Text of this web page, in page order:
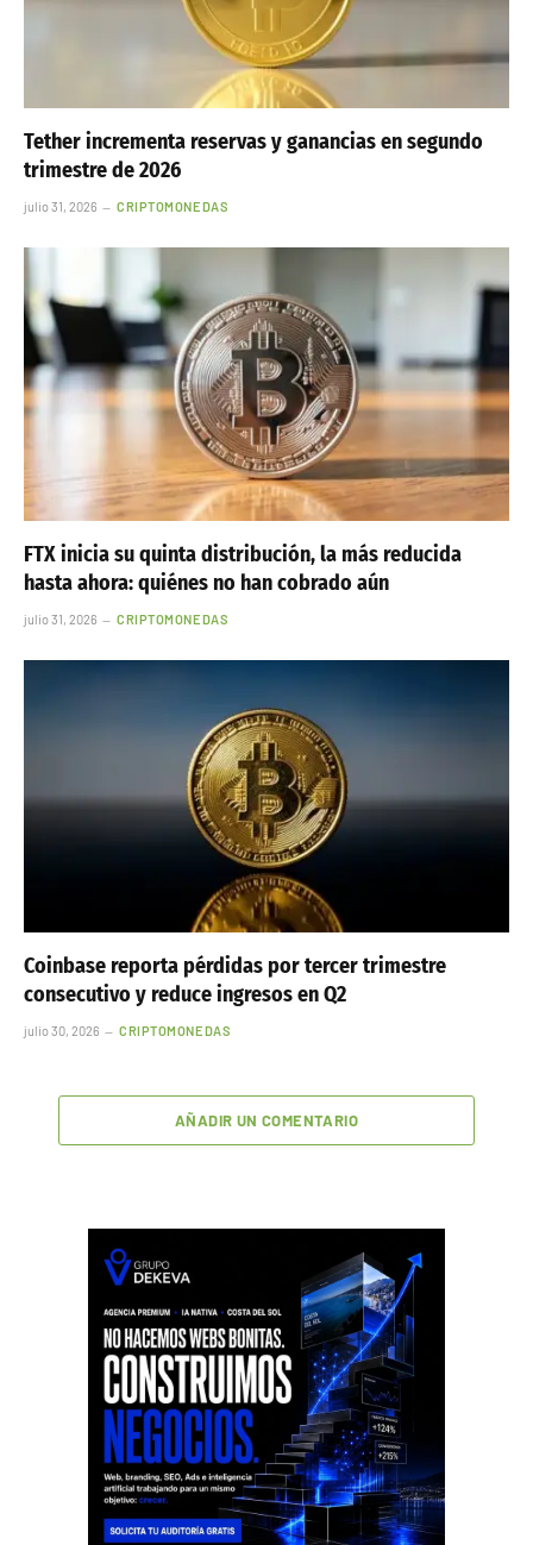
Tether incrementa reservas y ganancias en segundo
trimestre de 2026
julio 31, 2026 CRIPTOMONEDAS
FTX inicia su quinta distribución, la más reducida
hasta ahora: quiénes no han cobrado aún
julio 31, 2026 CRIPTOMONEDAS
Coinbase reporta pérdidas por tercer trimestre
consecutivo y reduce ingresos en Q2
julio 30, 2026 CRIPTOMONEDAS
AÑADIR UN COMENTARIO